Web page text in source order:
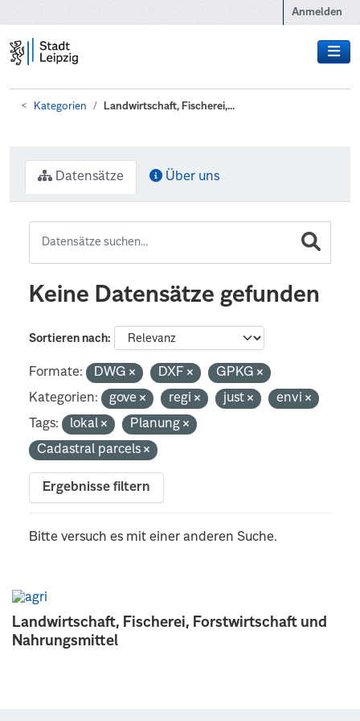
Anmelden
Kategorien Landwirtschaft, Fischerei,...
Landwirtschaft, Fischerei, Forstwirtschaft und
Nahrungsmittel
Datensätze Über uns
Keine Datensätze gefunden
Sortieren nach
Formate: DWG DXF
GPKG
Kategorien:
gove regi just
envi
Tags:
lokal
Planung
Cadastral parcels
Ergebnisse filtern
Bitte versuch es mit einer anderen Suche.